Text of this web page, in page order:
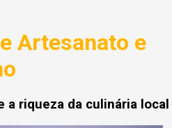
Artesanato e
riqueza da culinária local